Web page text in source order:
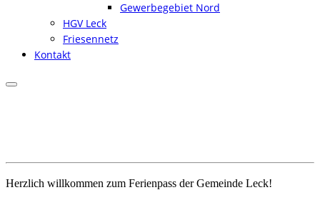
Gewerbegebiet Nord
HGV Leck
Friesennetz
Kontakt
Herzlich willkommen zum Ferienpass der Gemeinde Leck!